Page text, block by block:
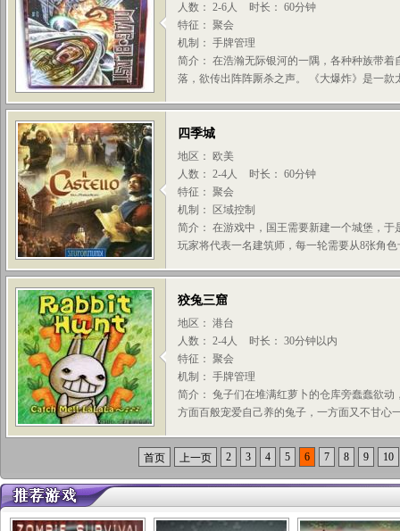
人数： 2-6人
时长： 60分钟
特征： 聚会
机制： 手牌管理
简介： 在浩瀚无际银河的一隅，各种种族带
落，欲传出阵阵厮杀之声。 《大爆炸》是一款
四季城
地区： 欧美
人数： 2-4人
时长： 60分钟
特征： 聚会
机制： 区域控制
简介： 在游戏中，国王需要新建一个城堡，
玩家将代表一名建筑师，每一轮需要从8张角
狡兔三窟
地区： 港台
人数： 2-4人
时长： 30分钟以内
特征： 聚会
机制： 手牌管理
简介： 兔子们在堆满红萝卜的仓库旁蠢蠢欲
方面百般宠爱自己养的兔子，一方面又不甘心
首页 上一页 2 3 4 5 6 7 8 9 10